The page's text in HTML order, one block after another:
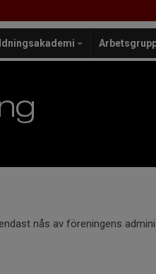
nås av föreningens